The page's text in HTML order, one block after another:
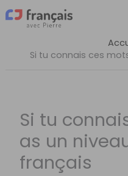
Aller
au
Si tu connais ces
Si tu
as un
français